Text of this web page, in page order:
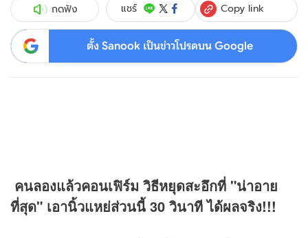
กดฟัง แชร์ Copy link
ตั้ง Sanook เป็นข่าวโปรดบน Google
คนลองแล้วคอนเฟิร์ม วิธีหยุดสะอึกที่ "น่าอาย
ที่สุด" เอานิ้วแหย่ส่วนนี้ 30 วินาที ได้ผลจริง!!!